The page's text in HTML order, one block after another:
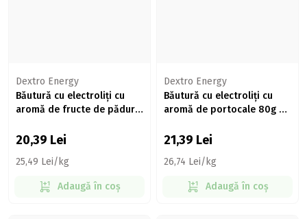
Dextro Energy
Băutură cu electroliți cu
aromă de fructe de pădure
20,39 Lei
25,49 Lei/kg
Adaugă în coș
Dextro Energy
Băutură cu electroliți cu
aromă de portocale 80g 20
21,39 Lei
26,74 Lei/kg
Adaugă în coș